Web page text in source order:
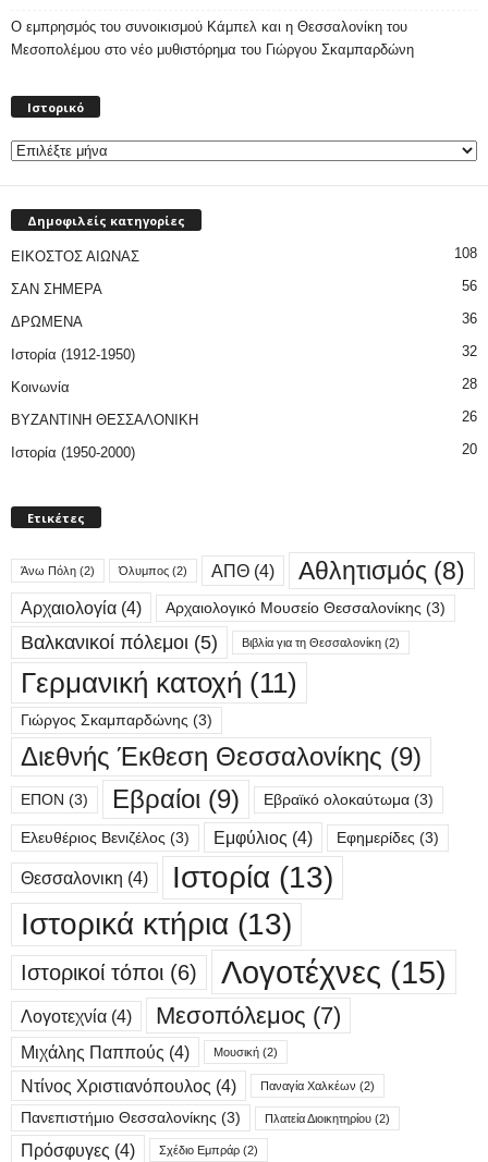
Ο εμπρησμός του συνοικισμού Κάμπελ και η Θεσσαλονίκη του
Μεσοπολέμου στο νέο μυθιστόρημα του Γιώργου Σκαμπαρδώνη
Ιστορικό
Δημοφιλείς κατηγορίες
ΕΙΚΟΣΤΟΣ ΑΙΩΝΑΣ 108
ΣΑΝ ΣΗΜΕΡΑ 56
ΔΡΩΜΕΝΑ 36
Ιστορία (1912-1950) 32
Κοινωνία 28
ΒΥΖΑΝΤΙΝΗ ΘΕΣΣΑΛΟΝΙΚΗ 26
Ιστορία (1950-2000) 20
Ετικέτες
Άνω Πόλη (2) Όλυμπος (2) ΑΠΘ (4) Αθλητισμός (8)
Αρχαιολογία (4) Αρχαιολογικό Μουσείο Θεσσαλονίκης (3)
Βαλκανικοί πόλεμοι (5) Βιβλία για τη Θεσσαλονίκη (2)
Γερμανική κατοχή (11)
Γιώργος Σκαμπαρδώνης (3)
Διεθνής Έκθεση Θεσσαλονίκης (9)
ΕΠΟΝ (3) Εβραίοι (9) Εβραϊκό ολοκαύτωμα (3)
Ελευθέριος Βενιζέλος (3) Εμφύλιος (4) Εφημερίδες (3)
Θεσσαλονικη (4) Ιστορία (13)
Ιστορικά κτήρια (13)
Ιστορικοί τόποι (6) Λογοτέχνες (15)
Λογοτεχνία (4) Μεσοπόλεμος (7)
Μιχάλης Παππούς (4) Μουσική (2)
Ντίνος Χριστιανόπουλος (4) Παναγία Χαλκέων (2)
Πανεπιστήμιο Θεσσαλονίκης (3) Πλατεία Διοικητηρίου (2)
Πρόσφυγες (4) Σχέδιο Εμπράρ (2)